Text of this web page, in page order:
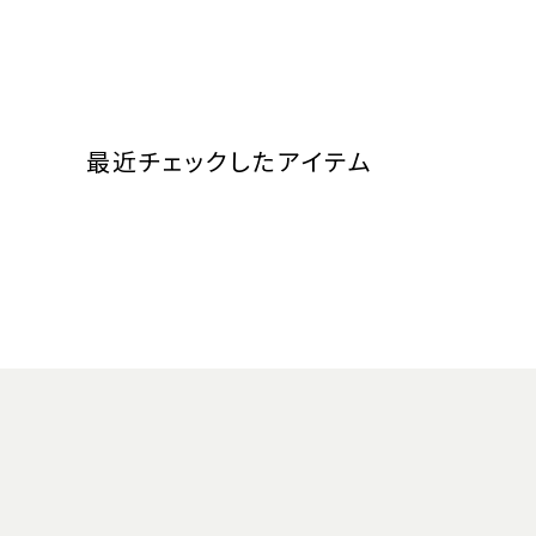
最近チェックしたアイテム